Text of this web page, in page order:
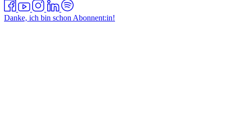
Danke, ich bin schon Abonnent:in!